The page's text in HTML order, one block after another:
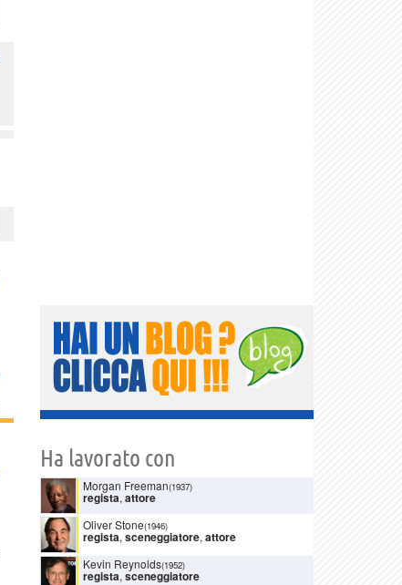
Ha lavorato con
Morgan Freeman(1937)
regista, attore
Oliver Stone(1946)
regista, sceneggiatore, attore
Kevin Reynolds(1952)
regista, sceneggiatore